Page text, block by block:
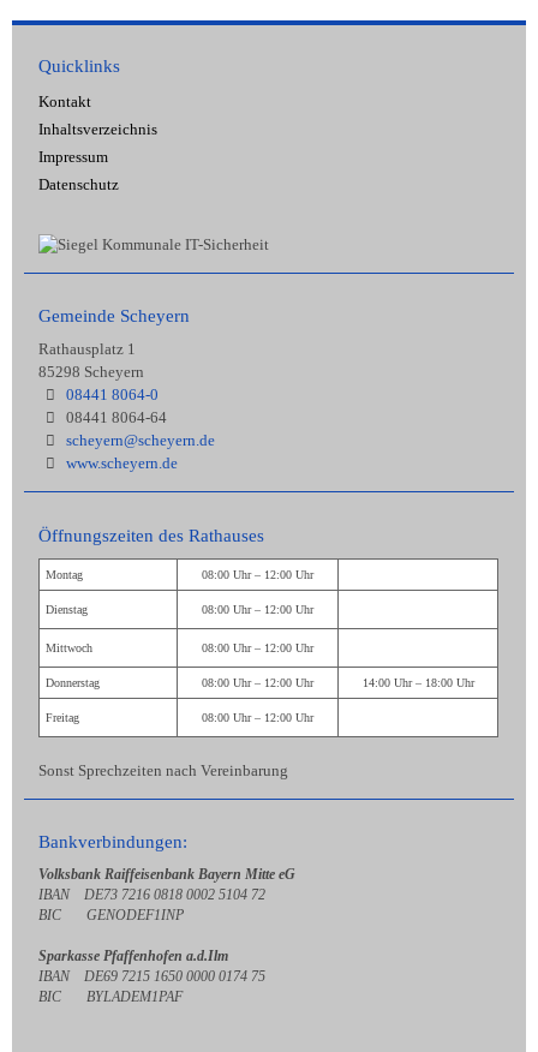
Quicklinks
Kontakt
Inhaltsverzeichnis
Impressum
Datenschutz
Gemeinde Scheyern
Rathausplatz 1
85298 Scheyern
08441 8064-0
08441 8064-64
scheyern@scheyern.de
www.scheyern.de
Öffnungszeiten des Rathauses
Montag 08:00 Uhr – 12:00 Uhr
Dienstag 08:00 Uhr – 12:00 Uhr
Mittwoch 08:00 Uhr – 12:00 Uhr
Donnerstag 08:00 Uhr – 12:00 Uhr 14:00 Uhr – 18:00 Uhr
Freitag 08:00 Uhr – 12:00 Uhr
Sonst Sprechzeiten nach Vereinbarung
Bankverbindungen:
Volksbank Raiffeisenbank Bayern Mitte eG
IBAN DE73 7216 0818 0002 5104 72
BIC GENODEF1INP
Sparkasse Pfaffenhofen a.d.Ilm
IBAN DE69 7215 1650 0000 0174 75
BIC BYLADEM1PAF